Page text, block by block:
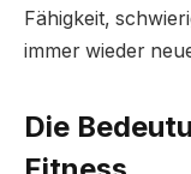
Fähigkeit,
immer wieder
Die